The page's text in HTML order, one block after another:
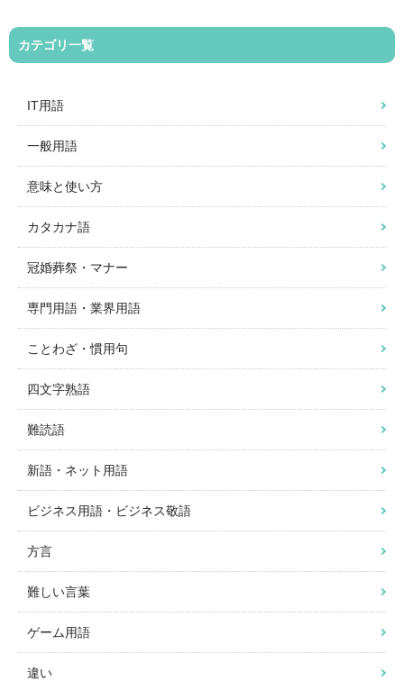
カテゴリ一覧
IT用語
一般用語
意味と使い方
カタカナ語
冠婚葬祭・マナー
専門用語・業界用語
ことわざ・慣用句
四文字熟語
難読語
新語・ネット用語
ビジネス用語・ビジネス敬語
方言
難しい言葉
ゲーム用語
違い